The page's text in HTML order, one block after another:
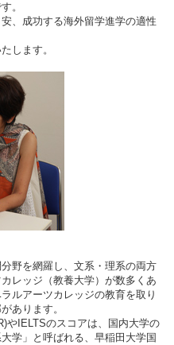
。
、成功する海外留学進学の適性
します。
野を網羅し、文系・理系の両方
レッジ（教養大学）が数多くあ
ルアーツカレッジの教育を取り
あります。
やIELTSのスコアは、国内大学の
学」と呼ばれる、早稲田大学国